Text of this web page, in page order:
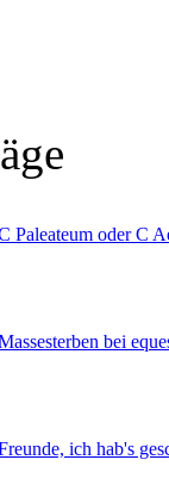
Paleateum oder C
bei
ich hab's